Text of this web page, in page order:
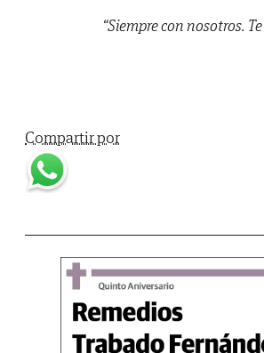
“Siempre con nosotros.
Compartir por